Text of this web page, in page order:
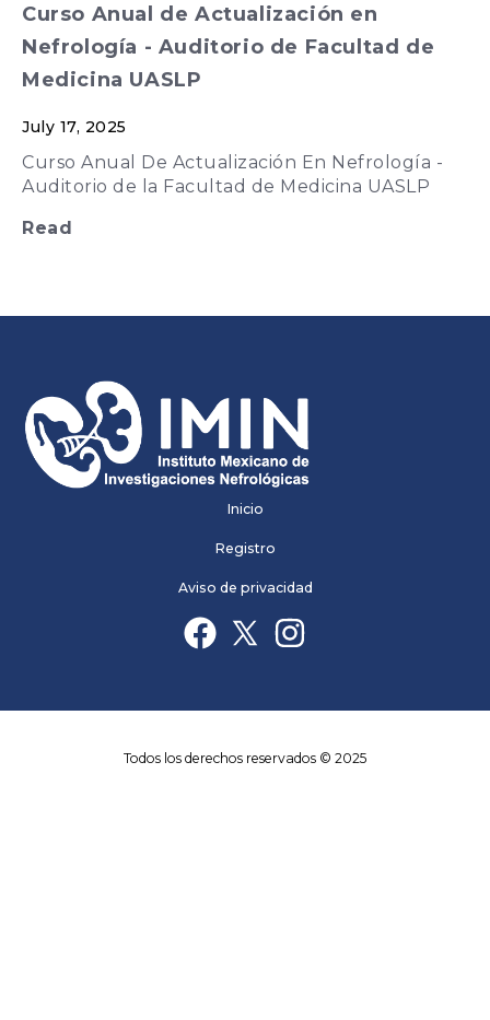
Curso Anual de Actualización en
Nefrología - Auditorio de Facultad de
Medicina UASLP
July 17, 2025
Curso Anual De Actualización En Nefrología -
Auditorio de la Facultad de Medicina UASLP
Read
Inicio
Registro
Aviso de privacidad
Todos los derechos reservados © 2025